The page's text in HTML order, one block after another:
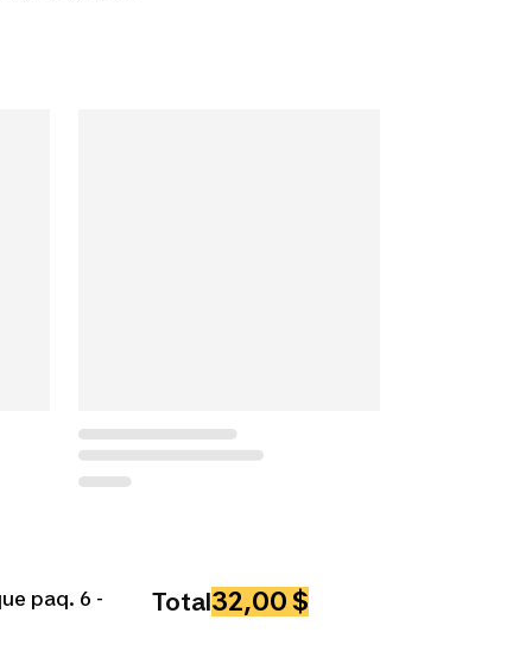
paq. 6 -
Total32,00 $